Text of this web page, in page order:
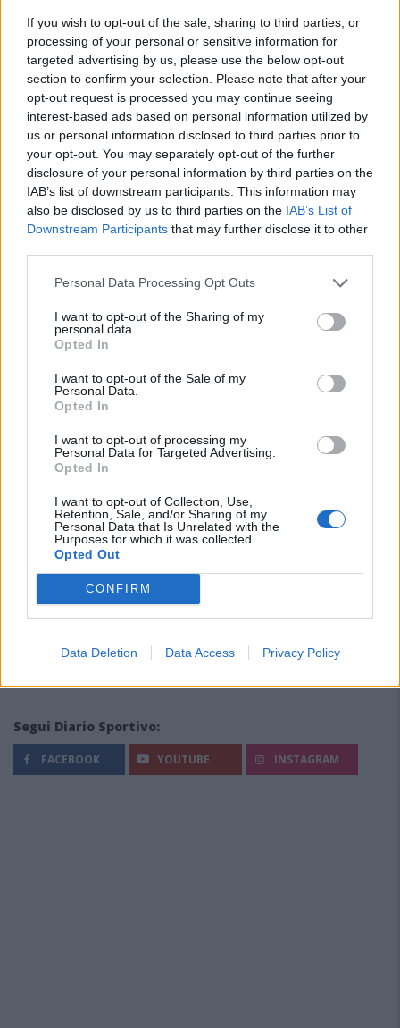
If you wish to opt-out of the sale, sharing to third parties, or
processing of your personal or sensitive information for
targeted advertising by us, please use the below opt-out
section to confirm your selection. Please note that after your
opt-out request is processed you may continue seeing
interest-based ads based on personal information utilized by
us or personal information disclosed to third parties prior to
your opt-out. You may separately opt-out of the further
disclosure of your personal information by third parties on the
IAB’s list of downstream participants. This information may
also be disclosed by us to third parties on the IAB’s List of
Downstream Participants that may further disclose it to other
Personal Data Processing Opt Outs
I want to opt-out of the Sharing of my
personal data.
Opted In
I want to opt-out of the Sale of my
Personal Data.
Opted In
I want to opt-out of processing my
Personal Data for Targeted Advertising.
Opted In
I want to opt-out of Collection, Use,
Retention, Sale, and/or Sharing of my
Personal Data that Is Unrelated with the
Purposes for which it was collected.
Opted Out
CONFIRM
Data Deletion Data Access Privacy Policy
8 Ago 2026
Il Latte Dolce prende Dumani dalla Torres,
Mascia, Sorgente, Lopes, Limberti e Cherchi
gli altri acquisti
8 Ago 2026
Il Monastir riparte dai pilastri Masia, Pinna e
Aloia, il primo acquisto è Loru
7 Ago 2026
L'Ilva si completa con Markic, Contucci,
7 Ago 2026
Il Selargius rinforza il centrocampo con
6 Ago 2026
Segui Diario Sportivo:
FACEBOOK YOUTUBE INSTAGRAM